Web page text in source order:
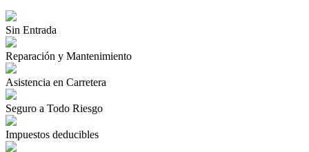
Sin Entrada
Reparación y Mantenimiento
Asistencia en Carretera
Seguro a Todo Riesgo
Impuestos deducibles